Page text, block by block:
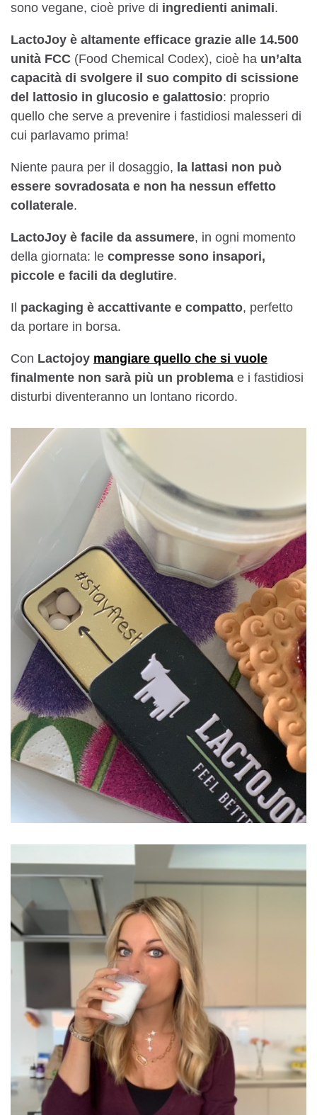
sono vegane, cioè prive di ingredienti animali.
LactoJoy è altamente efficace grazie alle 14.500
unità FCC (Food Chemical Codex), cioè ha un’alta
capacità di svolgere il suo compito di scissione
del lattosio in glucosio e galattosio: proprio
quello che serve a prevenire i fastidiosi malesseri di
cui parlavamo prima!
Niente paura per il dosaggio, la lattasi non può
essere sovradosata e non ha nessun effetto
collaterale.
LactoJoy è facile da assumere, in ogni momento
della giornata: le compresse sono insapori,
piccole e facili da deglutire.
Il packaging è accattivante e compatto, perfetto
da portare in borsa.
Con Lactojoy mangiare quello che si vuole
finalmente non sarà più un problema e i fastidiosi
disturbi diventeranno un lontano ricordo.